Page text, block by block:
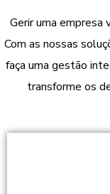
Gerir uma empresa
Com as nossas
faça uma gestão
transforme os